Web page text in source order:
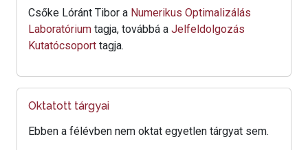
Csőke Lóránt Tibor a Numerikus Optimalizálás
Laboratórium tagja, továbbá a Jelfeldolgozás
Kutatócsoport tagja.
Oktatott tárgyai
Ebben a félévben nem oktat egyetlen tárgyat sem.